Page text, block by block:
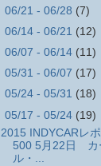
06/21 - 06/28 (7)
06/14 - 06/21 (12)
06/07 - 06/14 (11)
05/31 - 06/07 (17)
05/24 - 05/31 (18)
05/17 - 05/24 (19)
2015 INDYCARレ
500 5月22日 カ
ル・...